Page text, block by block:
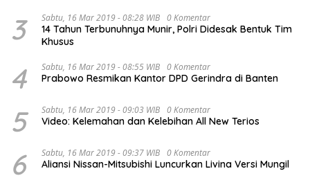
3 Sabtu, 16 Mar 2019 - 08:28 WIB 0 Komentar
14 Tahun Terbunuhnya Munir, Polri Didesak Bentuk Tim
Khusus
4 Sabtu, 16 Mar 2019 - 08:55 WIB 0 Komentar
Prabowo Resmikan Kantor DPD Gerindra di Banten
5 Sabtu, 16 Mar 2019 - 09:03 WIB 0 Komentar
Video: Kelemahan dan Kelebihan All New Terios
6 Sabtu, 16 Mar 2019 - 09:37 WIB 0 Komentar
Aliansi Nissan-Mitsubishi Luncurkan Livina Versi Mungil